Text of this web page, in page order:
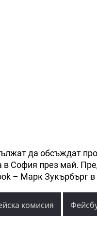
да обсъждат
София през май.
– Марк Зукърбърг
комисия